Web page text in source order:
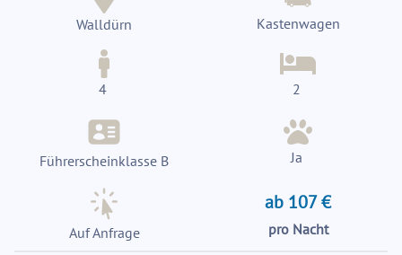
Walldürn Kastenwagen
4 2
Führerscheinklasse B Ja
Auf Anfrage
ab 107 €
pro Nacht